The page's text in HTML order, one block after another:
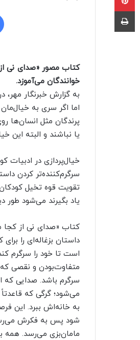
ه
ا
ی
م
ل
کتاب مصور «صدای نی
خوانندگان می‌آموزد.
به گزارش خبرنگار مهر،
اما اگر سری به
پرندگان مثل انسان‌ها
یا نباشند و البته این
خیال‌پردازی در
سرگرم‌کننده‌تر کردن
تقویت قوه تخیل کودکان
یاد بگیرند می‌شود طور
کتاب «صدای نی از کجا
داستان بزغاله‌ای را
است تا خود را سرگرم
متفاوت‌بودن و نقصی که
سرگرم باشد. صدایی که
می‌شود؛ گرگی که قاعدتاً
به خانه‌اش ببرد. این
شود پس به فکرش
مامان‌بزی می‌رسد. همه